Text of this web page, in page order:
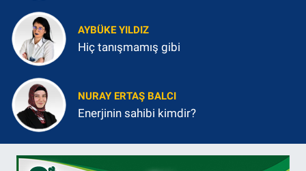
AYBÜKE YILDIZ
Hiç tanışmamış gibi
NURAY ERTAŞ BALCI
Enerjinin sahibi kimdir?